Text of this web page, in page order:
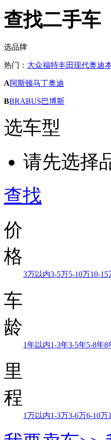
查找二手车
选品牌
热门： 大众福特丰田现代奥迪
A阿斯顿马丁奥迪
BBRABUS巴博斯
选车型
请先选择
查找
价
格
3万以内3-5万5-10万10-15
车
龄
1年以内1-3年3-5年5-8年8
里
程
1万以内1-3万3-6万6-10万